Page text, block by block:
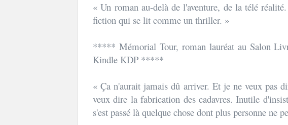
« Un roman au-delà de l'aventure, de la télé
fiction qui se lit comme un thriller. »
***** Mémorial Tour, roman lauréat au Salon
Kindle KDP *****
« Ça n'aurait jamais dû arriver. Et je ne veux pas
veux dire la fabrication des cadavres. Inutile
s'est passé là quelque chose dont plus personne ne